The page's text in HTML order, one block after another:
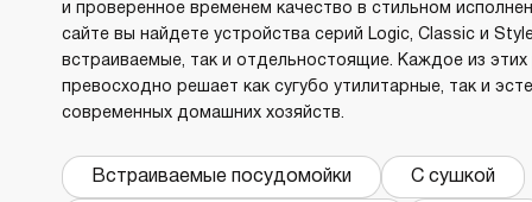
Asko Professional
Аксессуары
и проверенное временем качество в стильном
сайте вы найдете устройства серий Logic, Classic и
встраиваемые, так и отдельностоящие. Каждое из этих
превосходно решает как сугубо утилитарные, так и
современных домашних хозяйств.
Встраиваемые посудомойки С сушкой